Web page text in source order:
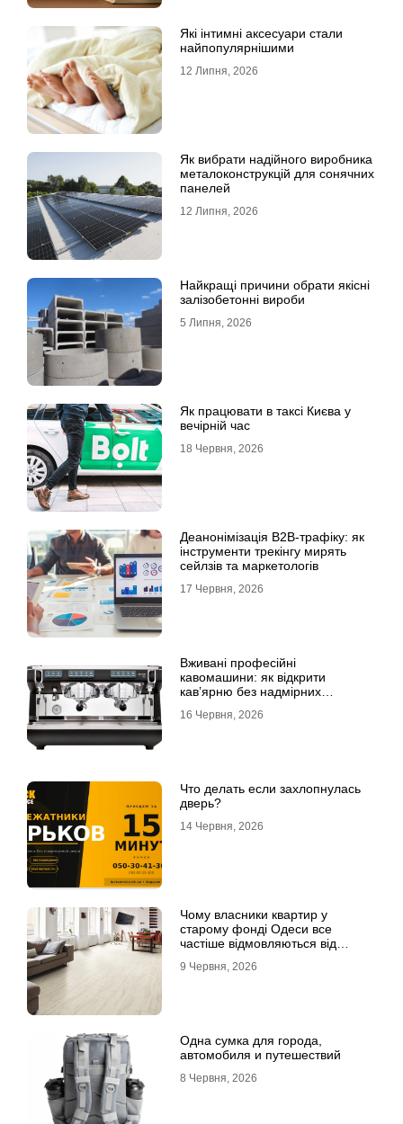
Які інтимні аксесуари стали
найпопулярнішими
12 Липня, 2026
Як вибрати надійного виробника
металоконструкцій для сонячних
панелей
12 Липня, 2026
Найкращі причини обрати якісні
залізобетонні вироби
5 Липня, 2026
Як працювати в таксі Києва у
вечірній час
18 Червня, 2026
Деанонімізація B2B-трафіку: як
інструменти трекінгу мирять
сейлзів та маркетологів
17 Червня, 2026
Вживані професійні
кавомашини: як відкрити
кав’ярню без надмірних
16 Червня, 2026
Что делать если захлопнулась
дверь?
14 Червня, 2026
Чому власники квартир у
старому фонді Одеси все
частіше відмовляються від
9 Червня, 2026
Одна сумка для города,
автомобиля и путешествий
8 Червня, 2026